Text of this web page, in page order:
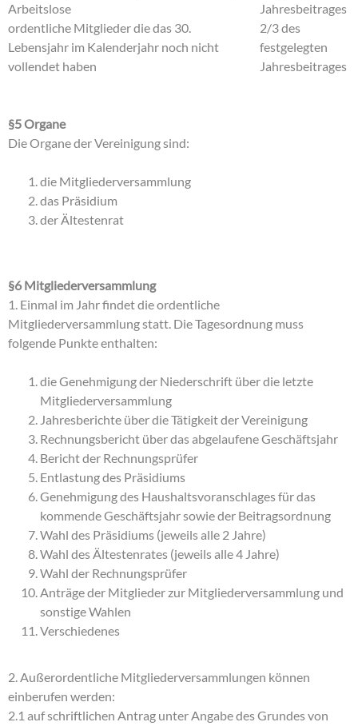
Arbeitslose
Jahresbeitrages
ordentliche Mitglieder die das 30.
Lebensjahr im Kalenderjahr noch nicht
vollendet haben
2/3 des
festgelegten
Jahresbeitrages
§5 Organe
Die Organe der Vereinigung sind:
die Mitgliederversammlung
das Präsidium
der Ältestenrat
§6 Mitgliederversammlung
1. Einmal im Jahr findet die ordentliche
Mitgliederversammlung statt. Die Tagesordnung muss
folgende Punkte enthalten:
die Genehmigung der Niederschrift über die letzte
Mitgliederversammlung
Jahresberichte über die Tätigkeit der Vereinigung
Rechnungsbericht über das abgelaufene Geschäftsjahr
Bericht der Rechnungsprüfer
Entlastung des Präsidiums
Genehmigung des Haushaltsvoranschlages für das
kommende Geschäftsjahr sowie der Beitragsordnung
Wahl des Präsidiums (jeweils alle 2 Jahre)
Wahl des Ältestenrates (jeweils alle 4 Jahre)
Wahl der Rechnungsprüfer
Anträge der Mitglieder zur Mitgliederversammlung und
sonstige Wahlen
Verschiedenes
2. Außerordentliche Mitgliederversammlungen können
einberufen werden:
2.1 auf schriftlichen Antrag unter Angabe des Grundes von